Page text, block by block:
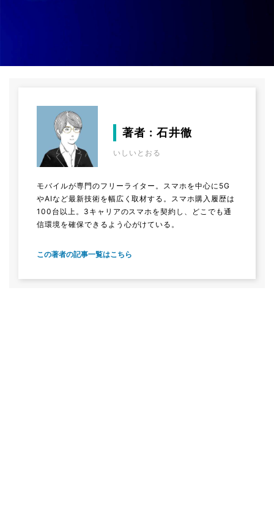
著者 : 石井徹
いしいとおる
モバイルが専門のフリーライター。スマホを中心に5G
やAIなど最新技術を幅広く取材する。スマホ購入履歴は
100台以上。3キャリアのスマホを契約し、どこでも通
信環境を確保できるよう心がけている。
この著者の記事一覧はこちら